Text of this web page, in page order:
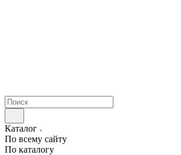
Каталог
По всему сайту
По каталогу